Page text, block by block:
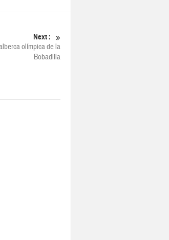
Next :
olímpica de la
Bobadilla